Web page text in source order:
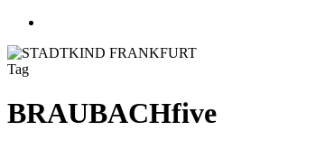
Tag
BRAUBACHfive